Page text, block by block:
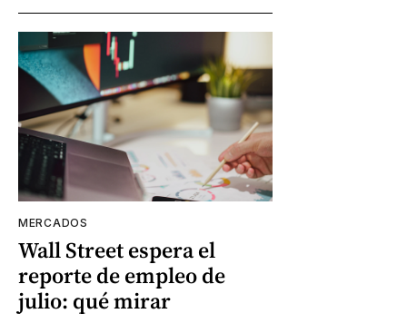
MERCADOS
Wall Street espera el
reporte de empleo de
julio: qué mirar